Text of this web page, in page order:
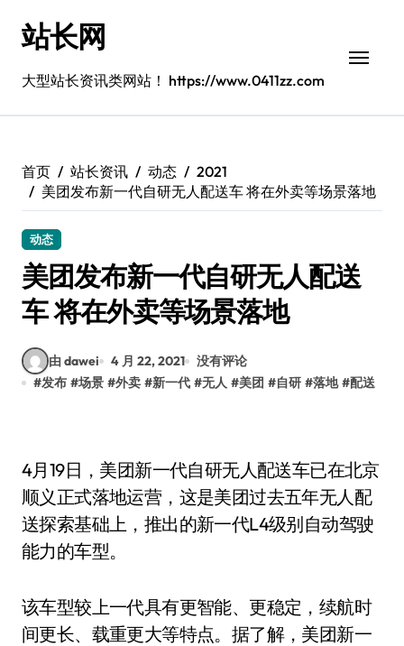
站长网
大型站长资讯类网站！ https://www.0411zz.com
首页 站长资讯 动态
2021
美团发布新一代自研无人配送车 将在外卖等场景落地
动态
美团发布新一代自研无人配送
车 将在外卖等场景落地
由 dawei 4 月 22, 2021
没有评论
#发布 #场景 #外卖 #新一代 #无人 #美团 #自研 #落地 #配送
4月19日，美团新一代自研无人配送车已在北京
顺义正式落地运营，这是美团过去五年无人配
送探索基础上，推出的新一代L4级别自动驾驶
能力的车型。
该车型较上一代具有更智能、更稳定，续航时
间更长、载重更大等特点。据了解，美团新一